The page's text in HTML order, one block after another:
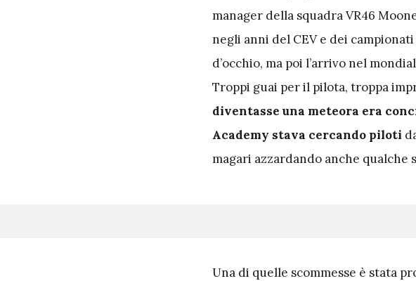
manager della squadra VR46
negli anni del CEV e dei
d’occhio, ma poi l’arrivo nel
Troppi guai per il pilota, troppa
diventasse una meteora era
Academy stava cercando piloti
magari azzardando anche qualche
Una di quelle scommesse è stata